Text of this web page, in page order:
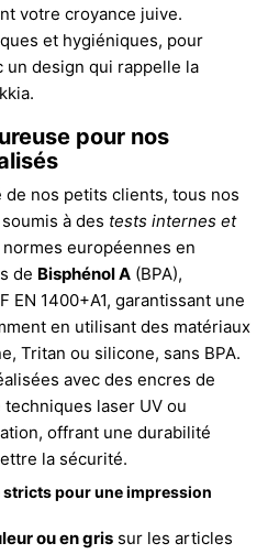
votre croyance juive.
et hygiéniques, pour
un design qui rappelle la
pour nos
nos petits clients, tous nos
à des tests internes et
européennes en
de Bisphénol A (BPA),
EN 1400+A1, garantissant une
en utilisant des matériaux
Tritan ou silicone, sans BPA.
avec des encres de
techniques laser UV ou
offrant une durabilité
la sécurité.
pour une impression
ou en gris sur les articles